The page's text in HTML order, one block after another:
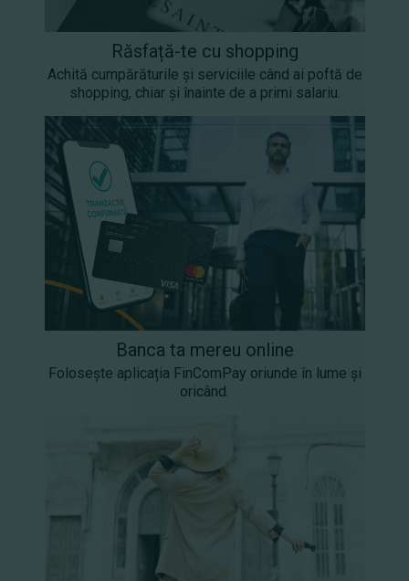
Răsfață-te cu shopping
Achită cumpărăturile și serviciile când ai poftă de
shopping, chiar și înainte de a primi salariu.
Banca ta mereu online
Folosește aplicația FinComPay oriunde în lume și
oricând.